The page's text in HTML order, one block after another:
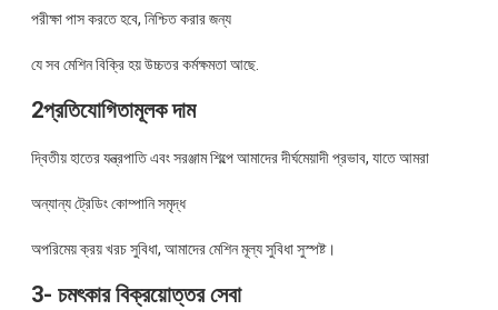
পরীক্ষা পাস করতে হবে, নিশ্চিত করার জন্য
যে সব মেশিন বিক্রি হয় উচ্চতর কর্মক্ষমতা আছে.
2প্রতিযোগিতামূলক দাম
দ্বিতীয় হাতের যন্ত্রপাতি এবং সরঞ্জাম শিল্পে আমাদের দীর্ঘমেয়াদী প্রভাব, যাতে আমরা
অন্যান্য ট্রেডিং কোম্পানি সমৃদ্ধ
অপরিমেয় ক্রয় খরচ সুবিধা, আমাদের মেশিন মূল্য সুবিধা সুস্পষ্ট।
3- চমৎকার বিক্রয়োত্তর সেবা